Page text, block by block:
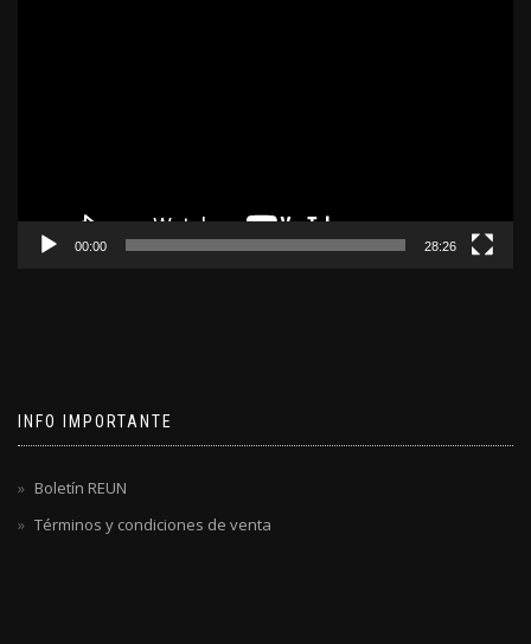
00:00 28:26
INFO IMPORTANTE
Boletín REUN
Términos y condiciones de venta